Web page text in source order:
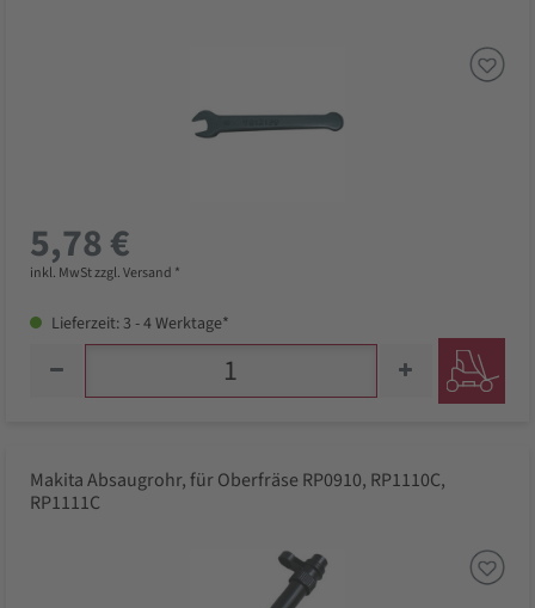
5,78 €
inkl. MwSt zzgl. Versand *
Lieferzeit: 3 - 4 Werktage*
Makita Absaugrohr, für Oberfräse RP0910, RP1110C,
RP1111C